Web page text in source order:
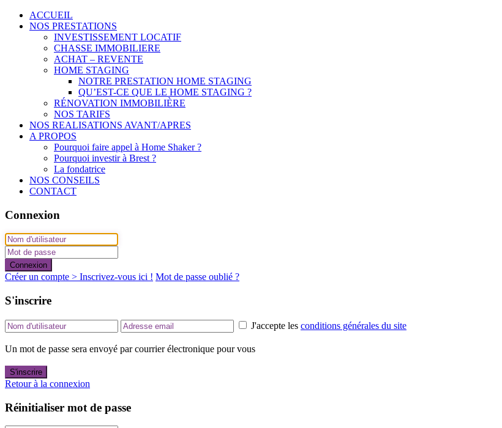
ACCUEIL
NOS PRESTATIONS
INVESTISSEMENT LOCATIF
CHASSE IMMOBILIERE
ACHAT – REVENTE
HOME STAGING
NOTRE PRESTATION HOME STAGING
QU’EST-CE QUE LE HOME STAGING ?
RÉNOVATION IMMOBILIÈRE
NOS TARIFS
NOS REALISATIONS AVANT/APRES
A PROPOS
Pourquoi faire appel à Home Shaker ?
Pourquoi investir à Brest ?
La fondatrice
NOS CONSEILS
CONTACT
Connexion
Connexion
Créer un compte > Inscrivez-vous ici ! Mot de passe oublié ?
S'inscrire
J'accepte les conditions générales du site
Un mot de passe sera envoyé par courrier électronique pour vous
S'inscrire
Retour à la connexion
Réinitialiser mot de passe